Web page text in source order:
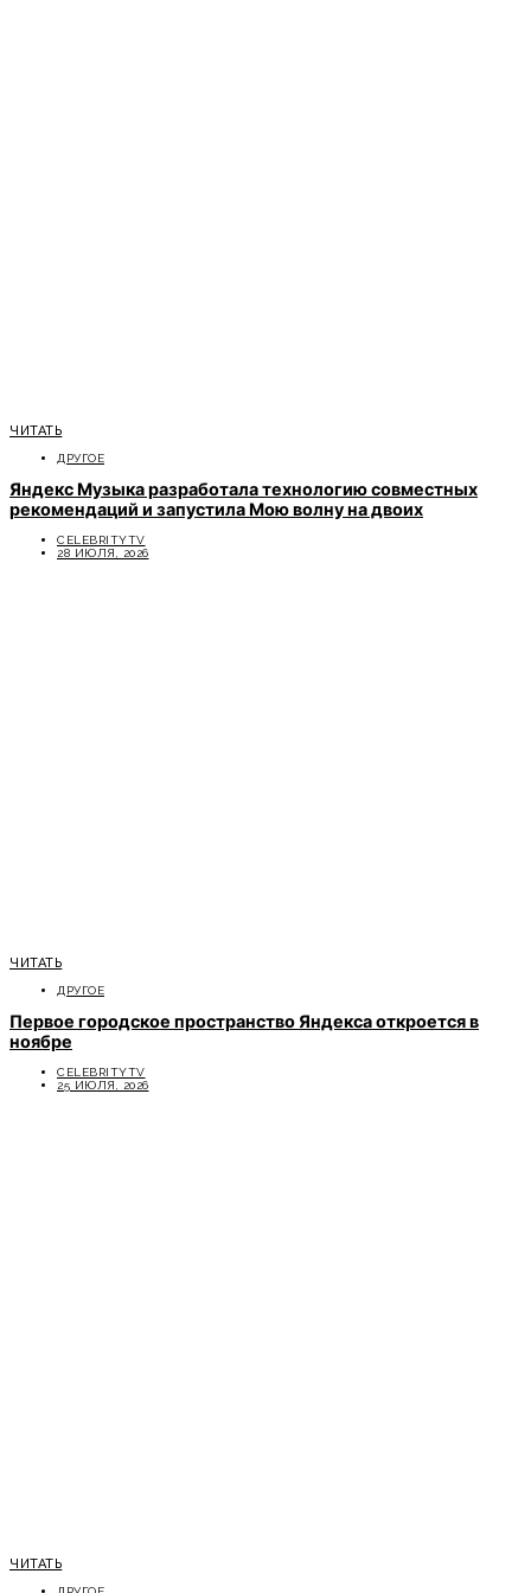
ЧИТАТЬ
ДРУГОЕ
Яндекс Музыка разработала технологию совместных
рекомендаций и запустила Мою волну на двоих
CELEBRITYTV
28 ИЮЛЯ, 2026
ЧИТАТЬ
ДРУГОЕ
Первое городское пространство Яндекса откроется в
ноябре
CELEBRITYTV
25 ИЮЛЯ, 2026
ЧИТАТЬ